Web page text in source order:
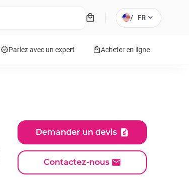
local_mall / FR expand_more
verifiedParlez avec un expert local_mallAcheter en ligne
Demander un devis
Contactez-nous